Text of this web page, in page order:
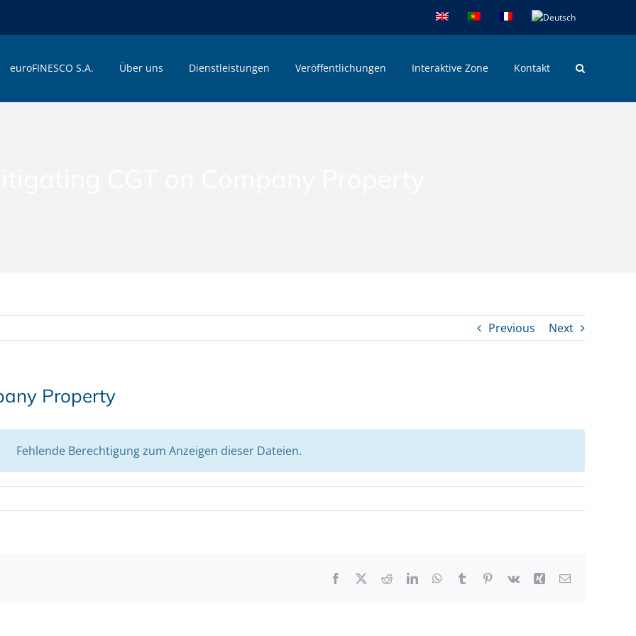
euroFINESCO S.A. Über uns Dienstleistungen Veröffentlichungen Interaktive Zone Kontakt
Previous Next
Property
Fehlende Berechtigung zum Anzeigen dieser Dateien.
Facebook RedditLinkedInWhatsApp
Tumblr Pinterest
Vk Xing Email